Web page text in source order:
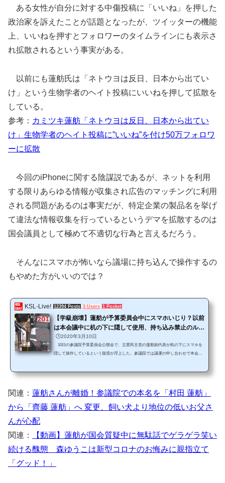
ある女性が自分に対する中傷投稿に「いいね」を押した
政治家を訴えたことが話題となったが、ツイッターの機能
上、いいねを押すとフォロワーのタイムラインにも表示さ
れ拡散されるという事実がある。
以前にも蓮舫氏は「ネトウヨは反日、日本から出てい
け」という生物学者のヘイト投稿にいいねを押して拡散を
している。
参考： カミツキ蓮舫「ネトウヨは反日、日本から出てい
け」生物学者のヘイト投稿に”いいね”を付け50万フォロワ
ーに拡散
今回のiPhoneに関する陰謀説であるが、ネットを利用
する限りあらゆる情報が収集され広告のマッチングに利用
される問題があるのは事実だが、特定企業の製品名を挙げ
て違法な情報収集を行っているというデマを拡散するのは
国会議員として極めて不適切な行為と言えるだろう。
そんなにスマホが怖いなら議場に持ち込んで操作するの
もやめた方がいいのでは？
KSL-Live! 12394 Posts 3 Users 1 Pocket
【学級崩壊】蓮舫が予算委員会中にスマホいじり？以前
は本会議中に机の下に隠して使用、持ち込み禁止のルー
ル守れず
🕒️2020年3月10日
10日の参議院予算委員会公聴会で、立憲民主党の蓮舫副代表が机の下にスマホを
隠して操作しているという疑惑が浮上した。参議院では議運の申し合わせで本会
が、動きからしてスマホかタブレットを操作しているように見える。この日は新型
であり、スマホを操作していたのなら問題だ。蓮舫...
関連： 蓮舫さんが離婚！参議院での本名を「村田 蓮舫」
から「齊藤 蓮舫」へ 変更、飼い犬より地位の低いお父さ
んが心配
関連：
【動画】蓮舫が国会質疑中に無駄話でゲラゲラ笑い
続ける醜態 森ゆうこは新型コロナのお悔みに親指立て
「グッド！」